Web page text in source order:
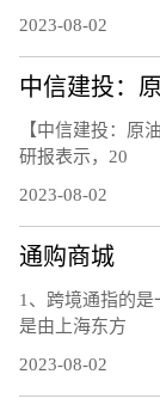
2023-08-02
【中信建投：原
研报表示，20
2023-08-02
通购商城
1、跨境通指的是
是由上海东方
2023-08-02